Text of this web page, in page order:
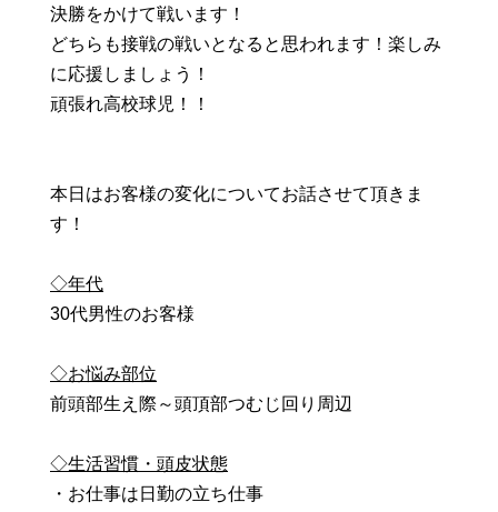
決勝をかけて戦います！
どちらも接戦の戦いとなると思われます！楽しみ
に応援しましょう！
頑張れ高校球児！！
本日はお客様の変化についてお話させて頂きま
す！
◇年代
30代男性のお客様
◇お悩み部位
前頭部生え際～頭頂部つむじ回り周辺
◇生活習慣・頭皮状態
・お仕事は日勤の立ち仕事